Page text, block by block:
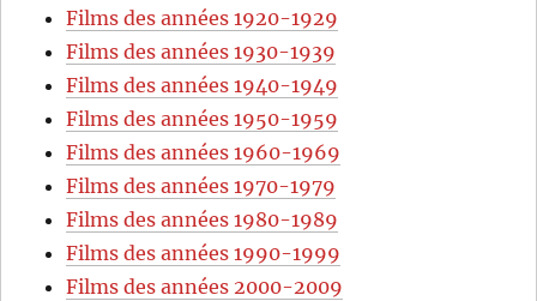
Films des années 1920-1929
Films des années 1930-1939
Films des années 1940-1949
Films des années 1950-1959
Films des années 1960-1969
Films des années 1970-1979
Films des années 1980-1989
Films des années 1990-1999
Films des années 2000-2009